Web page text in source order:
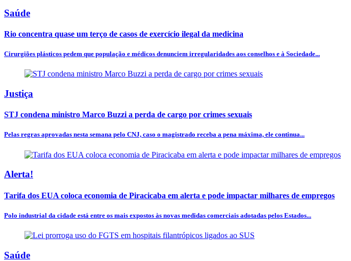
Saúde
Rio concentra quase um terço de casos de exercício ilegal da medicina
Cirurgiões plásticos pedem que população e médicos denunciem irregularidades aos conselhos e à Sociedade...
Justiça
STJ condena ministro Marco Buzzi a perda de cargo por crimes sexuais
Pelas regras aprovadas nesta semana pelo CNJ, caso o magistrado receba a pena máxima, ele continua...
Alerta!
Tarifa dos EUA coloca economia de Piracicaba em alerta e pode impactar milhares de empregos
Polo industrial da cidade está entre os mais expostos às novas medidas comerciais adotadas pelos Estados...
Saúde